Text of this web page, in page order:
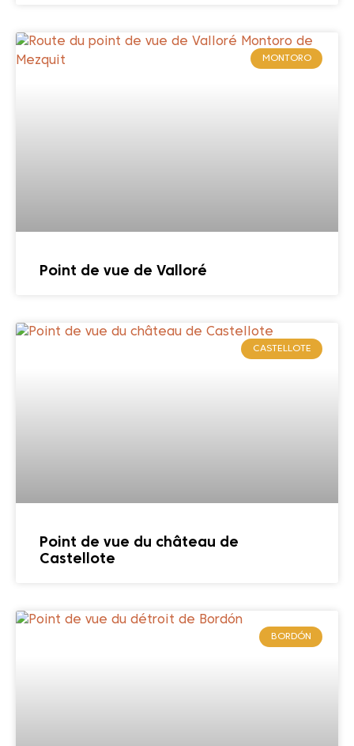
MONTORO
Point de vue de Valloré
CASTELLOTE
Point de vue du château de
Castellote
BORDÓN